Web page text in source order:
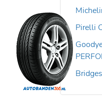
Pirelli